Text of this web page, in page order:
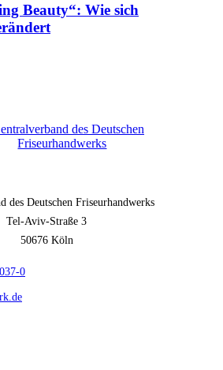
Beauty“: Wie sich
des Deutschen Friseurhandwerks
Tel-Aviv-Straße 3
50676 Köln
0